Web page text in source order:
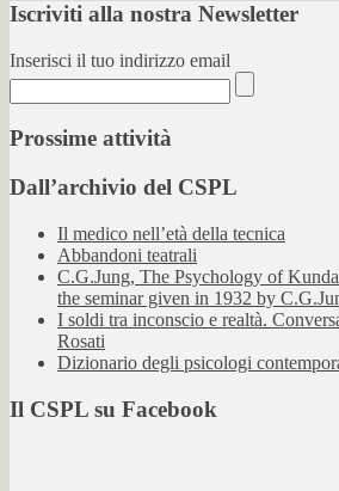
Iscriviti alla nostra Newsletter
Inserisci il tuo indirizzo email
Prossime attività
Dall’archivio del CSPL
Il medico nell’età della tecnica
Abbandoni teatrali
C.G.Jung, The Psychology of
the seminar given in 1932 by
I soldi tra inconscio e realtà.
Rosati
Dizionario degli psicologi
Il CSPL su Facebook